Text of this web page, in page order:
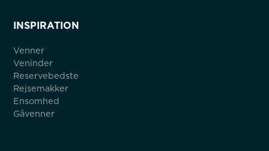
INSPIRATION
Venner
Veninder
Reservebedste
Rejsemakker
Ensomhed
Gåvenner